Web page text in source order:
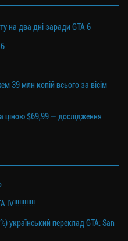
на два дні заради GTA 6
39 млн копій всього за вісім
ціною $69,99 — дослідження
IV!!!!!!!!!!!!
переклад GTA: San